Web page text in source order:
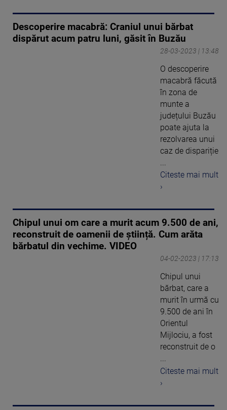
Descoperire macabră: Craniul unui bărbat
dispărut acum patru luni, găsit în Buzău
28-03-2023 | 13:48
O descoperire
macabră făcută
în zona de
munte a
județului Buzău
poate ajuta la
rezolvarea unui
caz de dispariție
Citeste mai mult
›
Chipul unui om care a murit acum 9.500 de ani,
reconstruit de oamenii de știință. Cum arăta
bărbatul din vechime. VIDEO
04-02-2023 | 17:13
Chipul unui
bărbat, care a
murit în urmă cu
9.500 de ani în
Orientul
Mijlociu, a fost
reconstruit de o
...
Citeste mai mult
›